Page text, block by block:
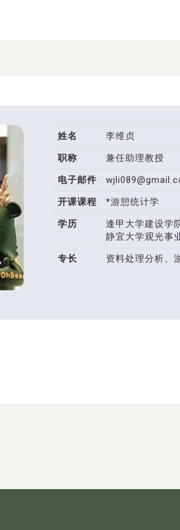
姓名
李维贞
职称
兼任助理教授
电子邮件
开课课程
*游憩统计学
学历
逢甲大学建设学
静宜大学观光事
专长
资料处理分析、